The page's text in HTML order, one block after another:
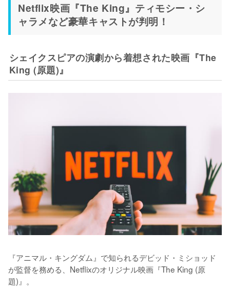
Netflix映画『The King』ティモシー・シ
ャラメなど豪華キャストが判明！
シェイクスピアの演劇から着想された映画『The
King (原題)』
『アニマル・キングダム』で知られるデビッド・ミショッド
が監督を務める、Netflixのオリジナル映画『The King (原
題)』。